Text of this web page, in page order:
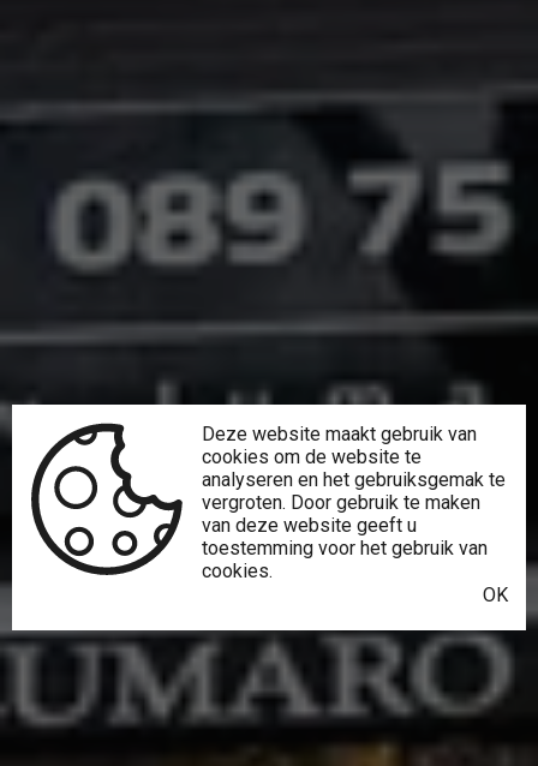
Deze website maakt gebruik van
cookies om de website te
analyseren en het gebruiksgemak te
vergroten. Door gebruik te maken
van deze website geeft u
toestemming voor het gebruik van
cookies.
OK